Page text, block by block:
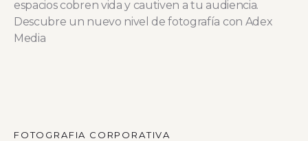
espacios cobren vida y cautiven a tu audiencia.
Descubre un nuevo nivel de fotografía con Adex
Media
FOTOGRAFIA CORPORATIVA